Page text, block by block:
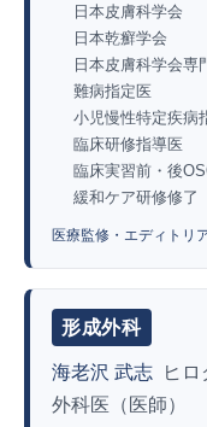
日本皮膚科学会
日本乾癬学会
日本皮膚科学会専
難病指定医
小児慢性特定疾病
臨床研修指導医
臨床実習前・後
緩和ケア研修修了
医療監修・エディトリ
形成外科
海老沢 武志
ヒ
外科医（医師）